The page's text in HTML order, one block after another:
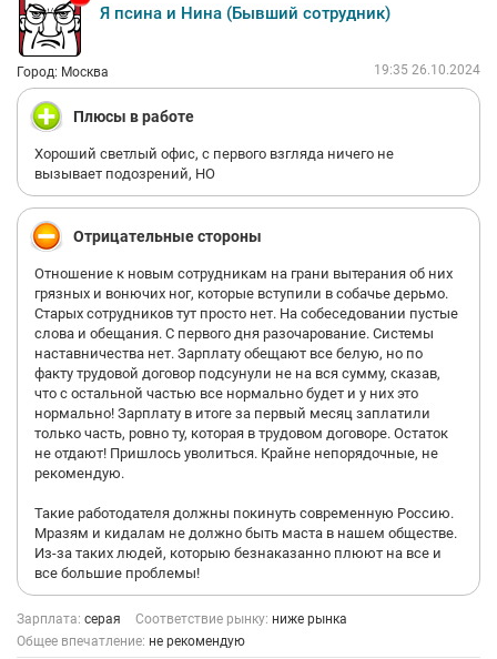
Я псина и Нина (Бывший сотрудник)
Город: Москва 19:35 26.10.2024
Плюсы в работе
Хороший светлый офис, с первого взгляда ничего не
вызывает подозрений, НО
Отрицательные стороны
Отношение к новым сотрудникам на грани вытерания об них
грязных и вонючих ног, которые вступили в собачье дерьмо.
Старых сотрудников тут просто нет. На собеседовании пустые
слова и обещания. С первого дня разочарование. Системы
наставничества нет. Зарплату обещают все белую, но по
факту трудовой договор подсунули не на вся сумму, сказав,
что с остальной частью все нормально будет и у них это
нормально! Зарплату в итоге за первый месяц заплатили
только часть, ровно ту, которая в трудовом договоре. Остаток
не отдают! Пришлось уволиться. Крайне непорядочные, не
рекомендую.
Такие работодателя должны покинуть современную Россию.
Мразям и кидалам не должно быть маста в нашем обществе.
Из-за таких людей, которыю безнаказанно плюют на все и
все большие проблемы!
Зарплата: серая Соответствие рынку: ниже рынка
Общее впечатление: не рекомендую